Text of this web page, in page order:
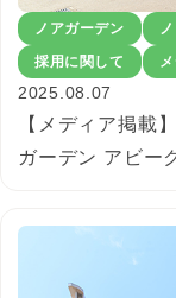
ノアガーデン
採用に関して
2025.08.07
【メディア掲
ガーデン アビー